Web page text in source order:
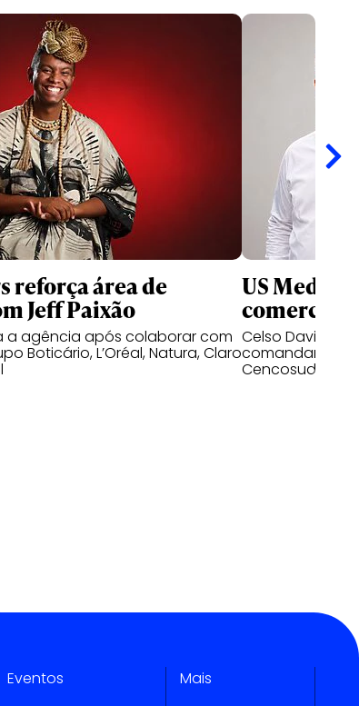
reforça área de
Jeff Paixão
a agência após colaborar com
Boticário, L’Oréal, Natura, Claro
US Media
comercial
Celso David e
comandar as
Cencosud no
Eventos Mais